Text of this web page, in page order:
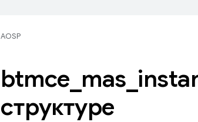
AOSP
btmce mas
структуре